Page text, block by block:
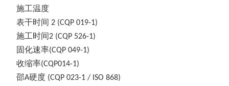
施工温度
表干时间 2 (CQP 019-1)
施工时间2 (CQP 526-1)
固化速率(CQP 049-1)
收缩率(CQP014-1)
邵A硬度 (CQP 023-1 / ISO 868)